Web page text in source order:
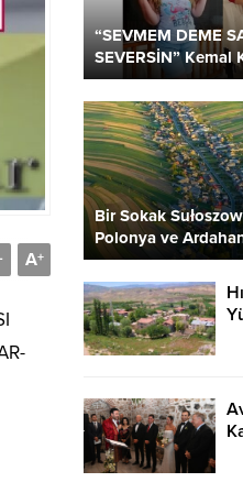
A+
-
“SEVMEM DEME
SEVERSİN” Kemal
Parlar
Bir Sokak
Polonya ve
2 Kare…